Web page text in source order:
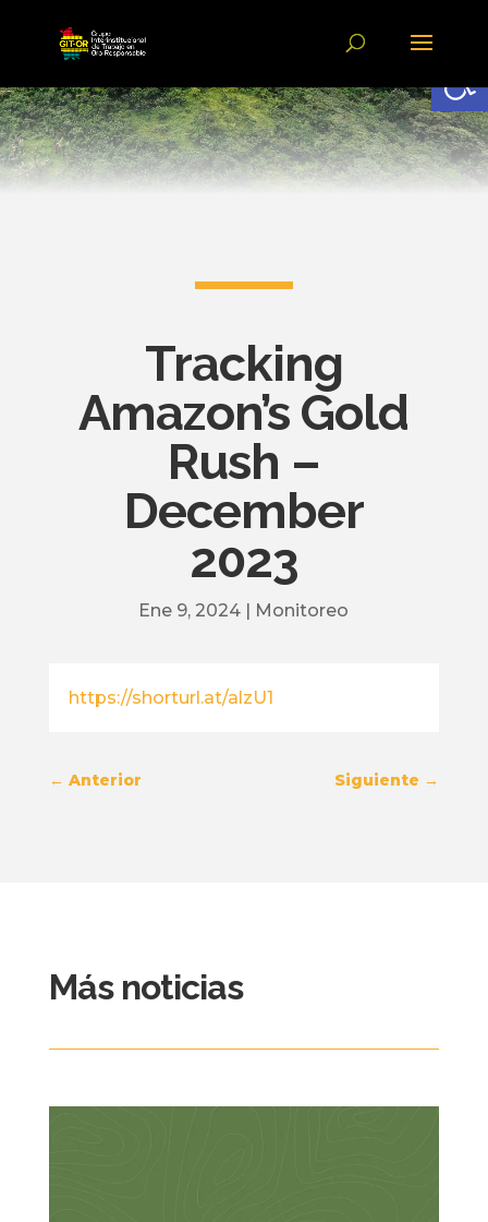
Tracking
Amazon’s Gold
Rush –
December
2023
Ene 9, 2024 | Monitoreo
https://shorturl.at/alzU1
← Anterior Siguiente →
Más noticias